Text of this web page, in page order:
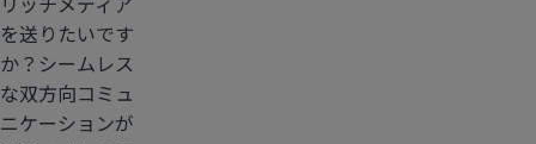
を送りたいです
か？シームレス
な双方向コミュ
ニケーションが